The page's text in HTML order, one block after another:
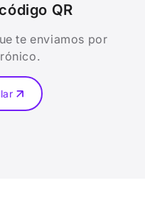
QR
te enviamos por